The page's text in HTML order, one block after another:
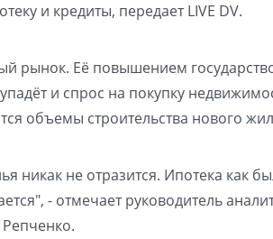
и кредиты, передает LIVE DV.
рынок. Её повышением
и спрос на покупку
объемы строительства нового
никак не отразится. Ипотека как
- отмечает руководитель